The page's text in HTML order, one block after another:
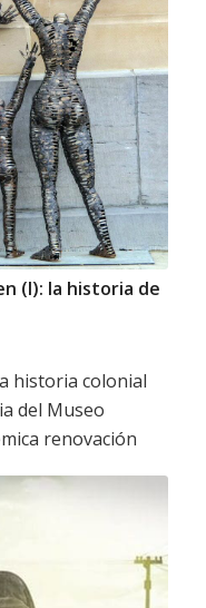
(I): la historia de
historia colonial
del Museo
renovación